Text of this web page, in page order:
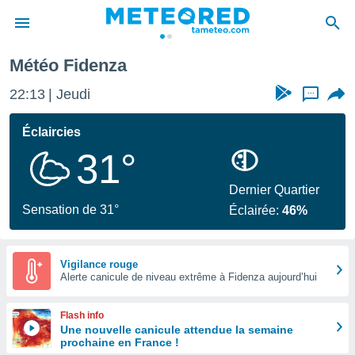
de
Météo Fidenza
22:13 Jeudi ...
Éclaircies
31°
Sensation de 31°
Dernier Quartier
Éclairée:46%
Vigilance rouge
Alerte canicule de niveau extrême à Fidenza aujourd’hui
Flash info
Une nouvelle canicule attendue la semaine
prochaine en France !